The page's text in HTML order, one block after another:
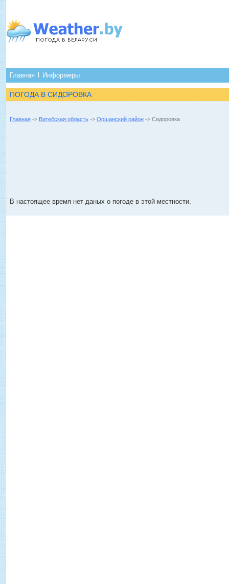
Главная Информеры
ПОГОДА В СИДОРОВКА
Главная -> Витебская область -> Оршанский район -> Сидоровка
В настоящее время нет даных о погоде в этой местности.